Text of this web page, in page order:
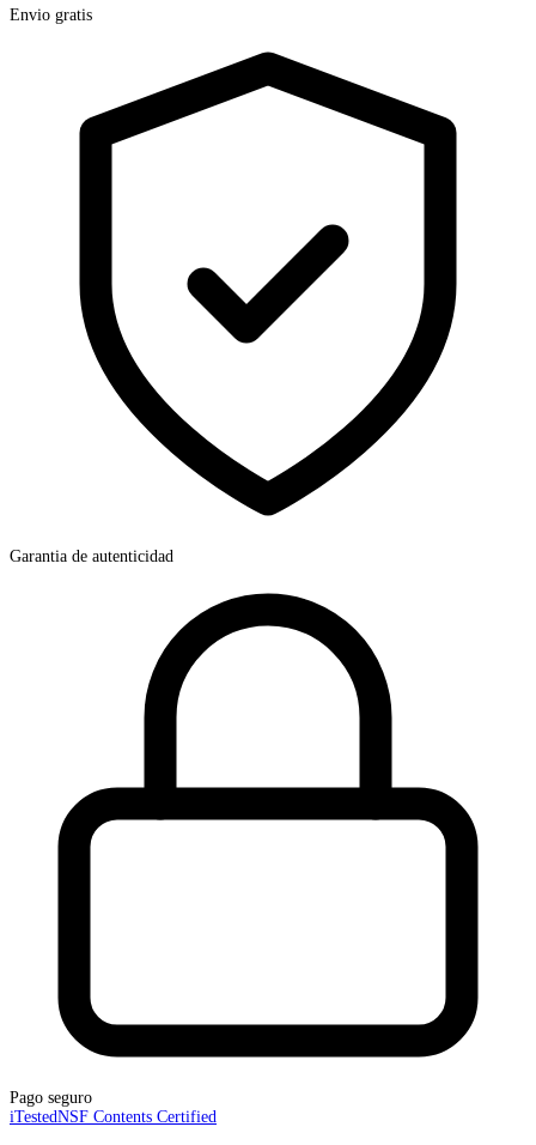
Envio gratis
Garantia de autenticidad
Pago seguro
iTestedNSF Contents Certified